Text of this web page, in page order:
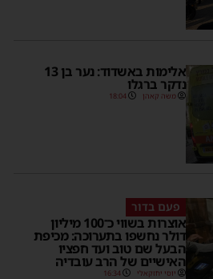
אלימות באשדוד: נער בן 13
נדקר ברגלו
משה קאהן 18:04
פעם בדור
אוצרות בשווי כ־100 מיליון
דולר נחשפו בתערוכה: מכיפת
הבעל שם טוב ועד חפציו
האישיים של הרב עובדיה
יוסי יחזקאלי 16:34